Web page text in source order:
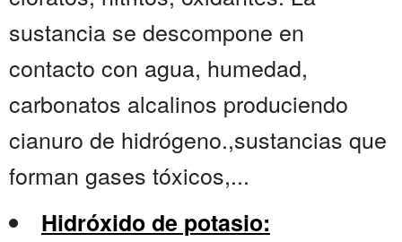
sustancia se descompone en
contacto con agua, humedad,
carbonatos alcalinos produciendo
cianuro de hidrógeno.,sustancias que
forman gases tóxicos,...
Hidróxido de potasio: